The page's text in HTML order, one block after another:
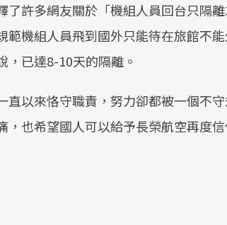
了許多網友關於「機組人員回台只隔
範機組人員飛到國外只能待在旅館不
，已達8-10天的隔離。
直以來恪守職責，努力卻都被一個不
，也希望國人可以給予長榮航空再度信